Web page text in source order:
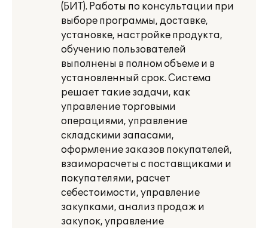
(БИТ). Работы по консультации при
выборе программы, доставке,
установке, настройке продукта,
обучению пользователей
выполнены в полном объеме и в
установленный срок. Система
решает такие задачи, как
управление торговыми
операциями, управление
складскими запасами,
оформление заказов покупателей,
взаиморасчеты с поставщиками и
покупателями, расчет
себестоимости, управление
закупками, анализ продаж и
закупок, управление